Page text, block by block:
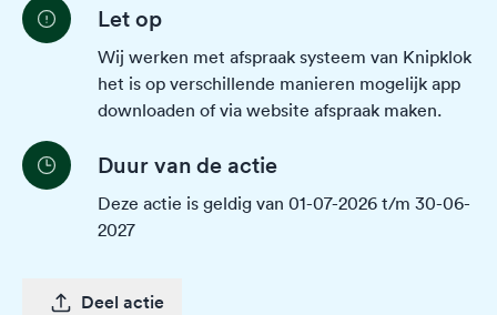
Let op
Wij werken met afspraak systeem van Knipklok
het is op verschillende manieren mogelijk app
downloaden of via website afspraak maken.
Duur van de actie
Deze actie is geldig van 01-07-2026 t/m 30-06-
2027
Deel actie